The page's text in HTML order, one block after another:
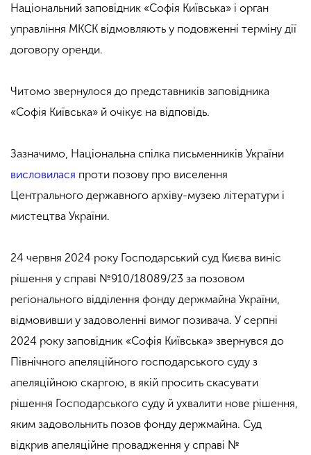
Національний заповідник «Софія Київська» і орган
управління МКСК відмовляють у подовженні терміну дії
договору оренди.
Читомо звернулося до представників заповідника
«Софія Київська» й очікує на відповідь.
Зазначимо, Національна спілка письменників України
висловилася проти позову про виселення
Центрального державного архіву-музею літератури і
мистецтва України.
24 червня 2024 року Господарський суд Києва виніс
рішення у справі №910/18089/23 за позовом
регіонального відділення фонду держмайна України,
відмовивши у задоволенні вимог позивача. У серпні
2024 року заповідник «Софія Київська» звернувся до
Північного апеляційного господарського суду з
апеляційною скаргою, в якій просить скасувати
рішення Господарського суду й ухвалити нове рішення,
яким задовольнить позов фонду держмайна. Суд
відкрив апеляційне провадження у справі №